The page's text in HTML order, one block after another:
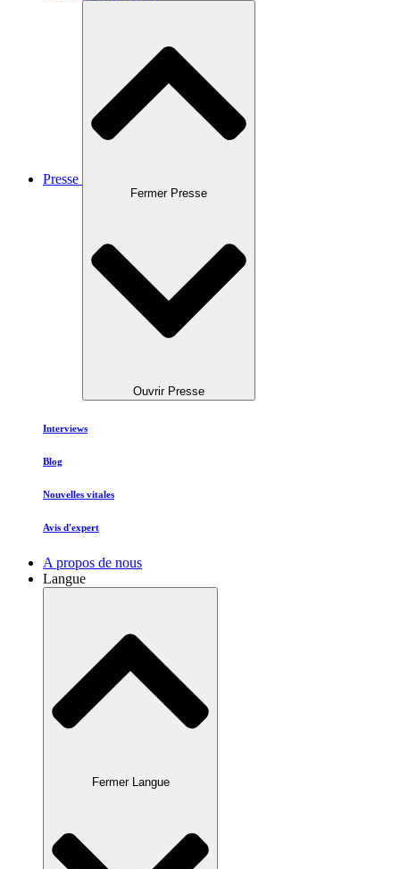
Presse
Fermer Presse
Ouvrir Presse
Interviews
Blog
Nouvelles vitales
Avis d'expert
A propos de nous
Langue
Fermer Langue